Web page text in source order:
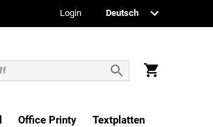
Login
Office Printy
Textplatten